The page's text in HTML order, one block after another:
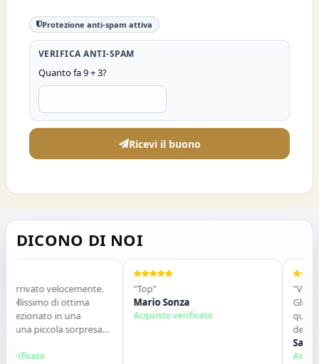
Protezione anti-spam attiva
VERIFICA ANTI-SPAM
Quanto fa 9 + 3?
Ricevi il buono
DICONO DI NOI
velocemente.
di ottima
in una
piccola sorpresa
Grazie ,alla
Mario Sonza
Acquisto verificato
Gli
qualche
contatti.
Salvatore
Acquisto